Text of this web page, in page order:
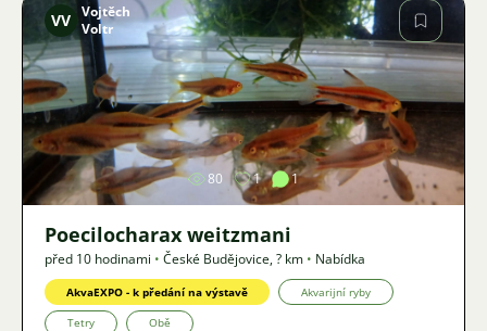
Obrázek
VV Vojtěch
Voltr
80 1 1
Poecilocharax weitzmani
před 10 hodinami • České Budějovice,? km • Nabídka
AkvaEXPO - k předání na výstavě Akvarijní ryby
Tetry Obě